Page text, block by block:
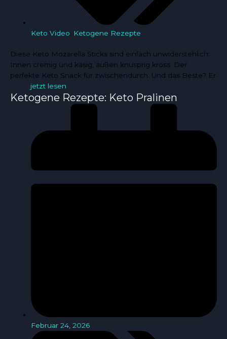
Keto Video Ketogene Rezepte
Diese Keto Mozarella Sticks sind einfach unwiderstehlich:
Innen cremig und käsig, außen knusprig kross. Der
perfekte Keto Snack für zwischendurch. Und das Beste? Er
jetzt lesen
Ketogene Rezepte: Keto Pralinen
Februar 24, 2026